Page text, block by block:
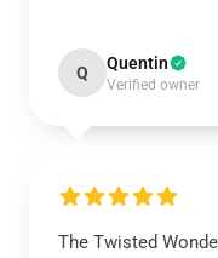
Q Quentin
Verified owner
The Twisted